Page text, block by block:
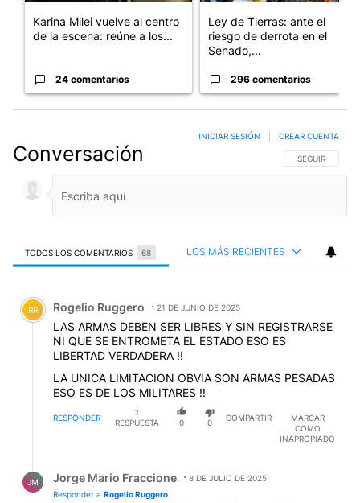
Karina Milei vuelve al centro
de la escena: reúne a los...
24 comentarios
Ley de Tierras: ante el
riesgo de derrota en el
Senado,...
296 comentarios
Conversación SIGA ESTA
SEGUIR
INICIAR SESIÓN CREAR CUENTA
TODOS LOS COMENTARIOS 68 LOS MÁS RECIENTES
Comentario de Rogelio Ruggero.
RR Rogelio Ruggero 21 DE JUNIO DE 2025
LAS ARMAS DEBEN SER LIBRES Y SIN REGISTRARSE
NI QUE SE ENTROMETA EL ESTADO ESO ES
LIBERTAD VERDADERA !!
LA UNICA LIMITACION OBVIA SON ARMAS PESADAS
ESO ES DE LOS MILITARES !!
RESPONDER
1
RESPUESTA
0 0
COMPARTIR
MARCAR
COMO
INAPROPIADO
JM Jorge Mario Fraccione
8 DE JULIO DE 2025
Responder a Rogelio Ruggero